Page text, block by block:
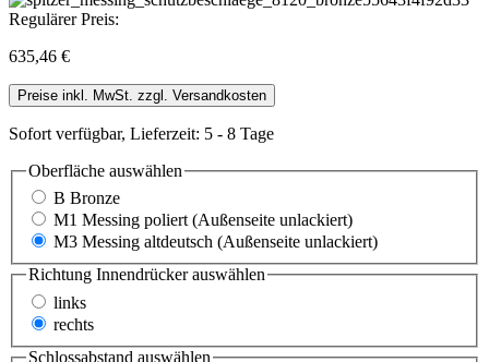
Regulärer Preis:
635,46 €
Preise inkl. MwSt. zzgl. Versandkosten
Sofort verfügbar, Lieferzeit: 5 - 8 Tage
Oberfläche auswählen
B Bronze
M1 Messing poliert (Außenseite unlackiert)
M3 Messing altdeutsch (Außenseite unlackiert)
Richtung Innendrückerauswählen
links
rechts
Schlossabstand auswählen